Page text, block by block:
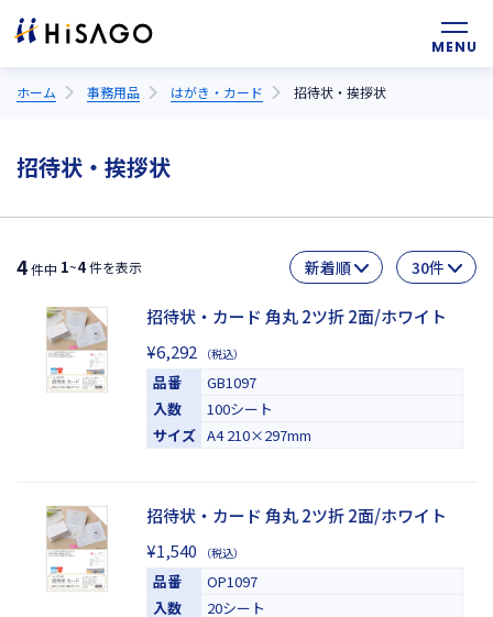
ホーム 事務用品 はがき・カード 招待状・挨拶状
招待状・挨拶状
4件中 1~4件を表示
招待状・カード 角丸 2ツ折 2面/ホワイト
¥6,292
（税込）
品番
GB1097
入数
100シート
サイズ A4 210×297mm
招待状・カード 角丸 2ツ折 2面/ホワイト
¥1,540
（税込）
品番
OP1097
入数
20シート